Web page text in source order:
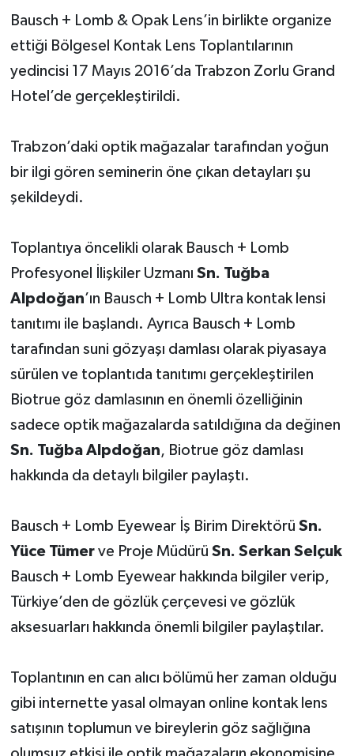
Bausch + Lomb & Opak Lens’in birlikte organize
ettiği Bölgesel Kontak Lens Toplantılarının
yedincisi 17 Mayıs 2016’da Trabzon Zorlu Grand
Hotel’de gerçekleştirildi.
Trabzon’daki optik mağazalar tarafından yoğun
bir ilgi gören seminerin öne çıkan detayları şu
şekildeydi.
Toplantıya öncelikli olarak Bausch + Lomb
Profesyonel İlişkiler Uzmanı Sn. Tuğba
Alpdoğan’ın Bausch + Lomb Ultra kontak lensi
tanıtımı ile başlandı. Ayrıca Bausch + Lomb
tarafından suni gözyaşı damlası olarak piyasaya
sürülen ve toplantıda tanıtımı gerçekleştirilen
Biotrue göz damlasının en önemli özelliğinin
sadece optik mağazalarda satıldığına da değinen
Sn. Tuğba Alpdoğan, Biotrue göz damlası
hakkında da detaylı bilgiler paylaştı.
Bausch + Lomb Eyewear İş Birim Direktörü Sn.
Yüce Tümerve Proje Müdürü Sn. Serkan Selçuk
Bausch + Lomb Eyewear hakkında bilgiler verip,
Türkiye’den de gözlük çerçevesi ve gözlük
aksesuarları hakkında önemli bilgiler paylaştılar.
Toplantının en can alıcı bölümü her zaman olduğu
gibi internette yasal olmayan online kontak lens
satışının toplumun ve bireylerin göz sağlığına